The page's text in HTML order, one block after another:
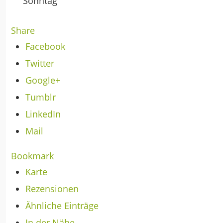
Share
Facebook
Twitter
Google+
Tumblr
LinkedIn
Mail
Bookmark
Karte
Rezensionen
Ähnliche Einträge